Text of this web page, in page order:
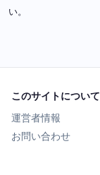
い。
このサイトについて
運営者情報
お問い合わせ